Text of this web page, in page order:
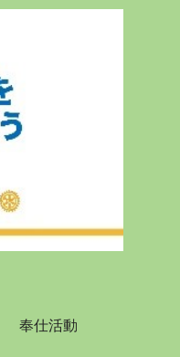
奉仕活動